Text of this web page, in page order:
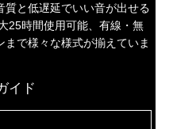
と低遅延でいい音が出せる
25時間使用可能、有線・無
で様々な様式が揃えていま
イド